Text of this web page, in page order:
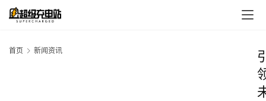
首页 新闻资讯